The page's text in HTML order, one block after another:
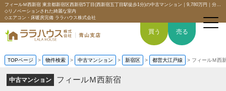
フィールＭ西新宿 東京都新宿区西新宿5丁目(西新宿五丁目駅徒歩1分)の中古マンション｜9,780万円｜分譲マンション情報｜【南・東角部屋につき日当たり・眺望良好】
◇リノベーションされた綺麗な室内
◇エアコン・床暖房完備 ララハウス株式会社
買う 売る
TOPページ > 物件検索 > 中古マンション > 新宿区 > 都営大江戸線 > フィールＭ西
中古マンション フィールＭ西新宿